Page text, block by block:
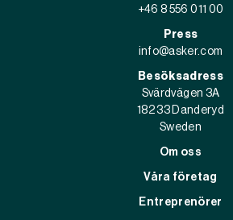
+46 8 556 011 00
Press
info@asker.com
Besöksadress
Svärdvägen 3A
182 33 Danderyd
Sweden
Om oss
Våra företag
Entreprenörer